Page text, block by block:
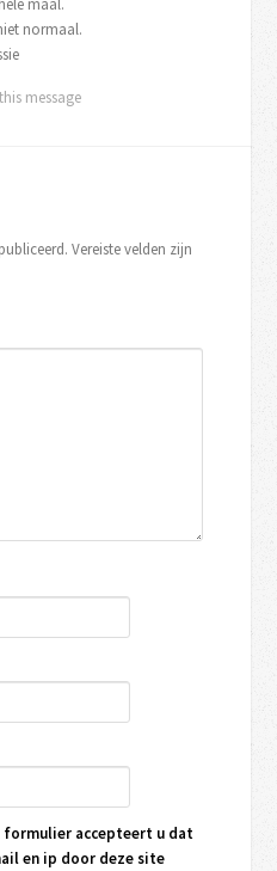
normaal.
message
Vereiste velden zijn
accepteert u dat
en ip door deze site